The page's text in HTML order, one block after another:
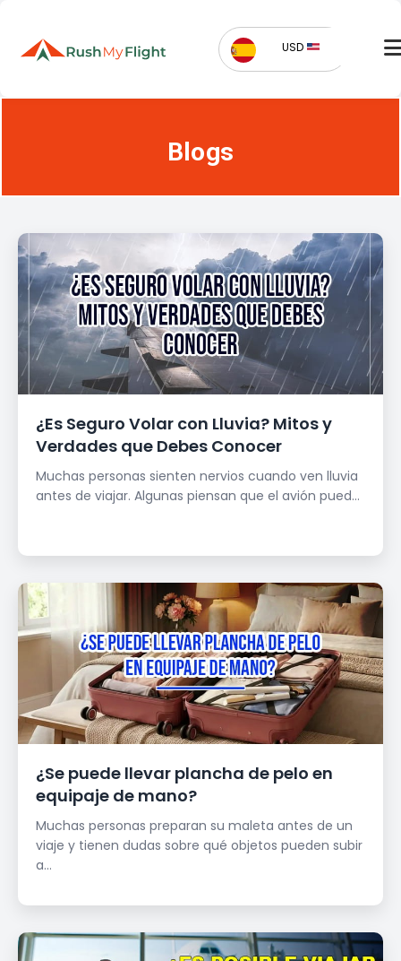
USD
Blogs
¿Es Seguro Volar con Lluvia? Mitos y
Verdades que Debes Conocer
Muchas personas sienten nervios cuando ven lluvia
antes de viajar. Algunas piensan que el avión pued...
¿Se puede llevar plancha de pelo en
equipaje de mano?
Muchas personas preparan su maleta antes de un
viaje y tienen dudas sobre qué objetos pueden subir
a...